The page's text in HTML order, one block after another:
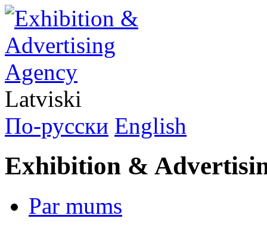
Latviski
По-русски English
Exhibition &
Par mums